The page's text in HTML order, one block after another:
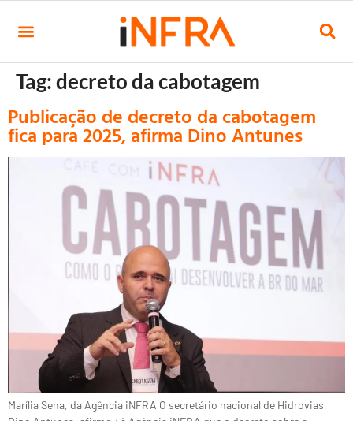
Tag:decreto da cabotagem
Publicação de decreto da cabotagem
fica para 2025, afirma Dino Antunes
Marília Sena, da Agência iNFRA O secretário nacional de Hidrovias,